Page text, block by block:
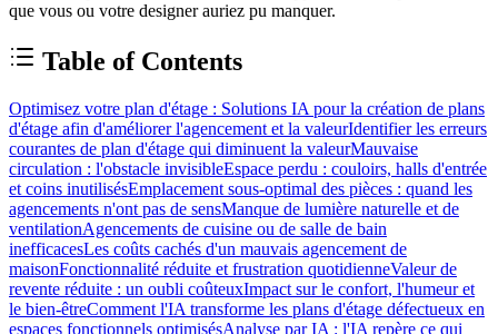
que vous ou votre designer auriez pu manquer.
Table of Contents
Optimisez votre plan d'étage : Solutions IA pour la création de plans
d'étage afin d'améliorer l'agencement et la valeurIdentifier les erreurs
courantes de plan d'étage qui diminuent la valeurMauvaise
circulation : l'obstacle invisibleEspace perdu : couloirs, halls d'entrée
et coins inutilisésEmplacement sous-optimal des pièces : quand les
agencements n'ont pas de sensManque de lumière naturelle et de
ventilationAgencements de cuisine ou de salle de bain
inefficacesLes coûts cachés d'un mauvais agencement de
maisonFonctionnalité réduite et frustration quotidienneValeur de
revente réduite : un oubli coûteuxImpact sur le confort, l'humeur et
le bien-êtreComment l'IA transforme les plans d'étage défectueux en
espaces fonctionnels optimisésAnalyse par IA : l'IA repère ce qui